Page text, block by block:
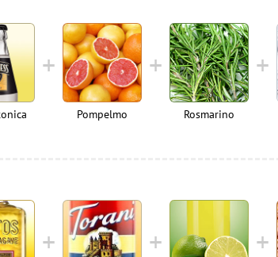
Pompelmo Rosmarino